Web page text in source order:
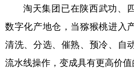
淘天集团已在陕西武功、
数字化产地仓，当猕猴桃进入
清洗、分选、催熟、预冷、自
流水线操作，变成具有更高价值